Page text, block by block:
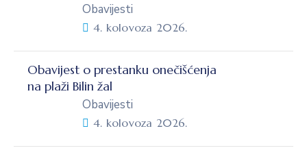
Obavijesti
4. kolovoza 2026.
Obavijest o prestanku onečišćenja
na plaži Bilin žal
Obavijesti
4. kolovoza 2026.